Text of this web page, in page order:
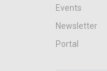
Events
Newsletter
Portal